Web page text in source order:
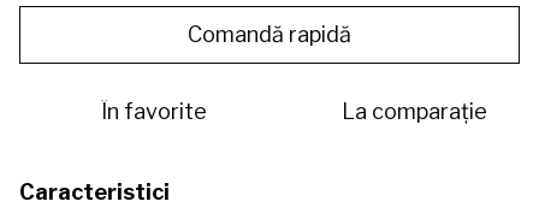
Comandă rapidă
În favorite La comparație
Caracteristici